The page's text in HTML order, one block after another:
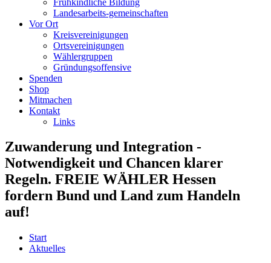
Landesarbeits-gemeinschaften
Vor Ort
Kreisvereinigungen
Ortsvereinigungen
Wählergruppen
Gründungsoffensive
Spenden
Shop
Mitmachen
Kontakt
Links
Zuwanderung und Integration -
Notwendigkeit und Chancen klarer
Regeln. FREIE WÄHLER Hessen
fordern Bund und Land zum Handeln
auf!
Start
Aktuelles